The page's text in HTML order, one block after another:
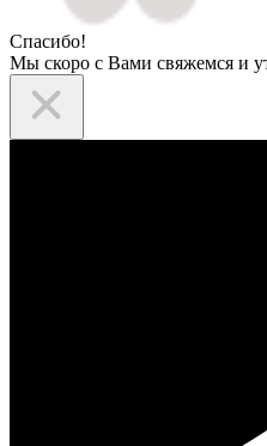
Спасибо!
Мы скоро с Вами свяжемся и